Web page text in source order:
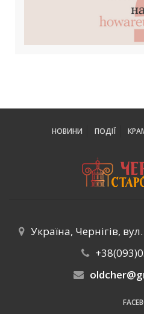
НОВИНИ ПОДІЇ
Україна, Чернігів,